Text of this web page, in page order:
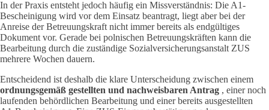
In der Praxis entsteht jedoch häufig ein Missverständnis: Die A1-
Bescheinigung wird vor dem Einsatz beantragt, liegt aber bei der
Anreise der Betreuungskraft nicht immer bereits als endgültiges
Dokument vor. Gerade bei polnischen Betreuungskräften kann die
Bearbeitung durch die zuständige Sozialversicherungsanstalt ZUS
mehrere Wochen dauern.
Entscheidend ist deshalb die klare Unterscheidung zwischen einem
ordnungsgemäß gestellten und nachweisbaren Antrag , einer noch
laufenden behördlichen Bearbeitung und einer bereits ausgestellten